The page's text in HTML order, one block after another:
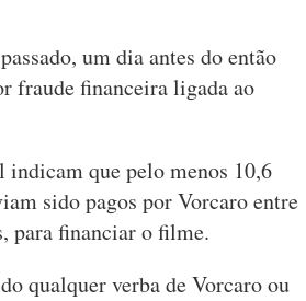
um dia antes do então
fraude financeira ligada ao
indicam que pelo menos 10,6
sido pagos por Vorcaro entre
para financiar o filme.
qualquer verba de Vorcaro ou